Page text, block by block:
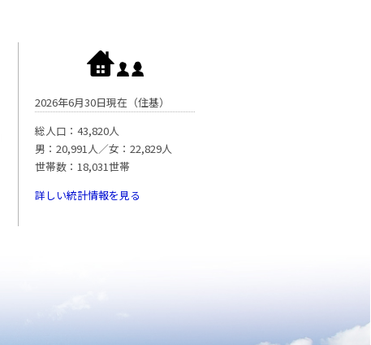
2026年6月30日現在（住基）
総人口：43,820人
男：20,991人／女：22,829人
世帯数：18,031世帯
詳しい統計情報を見る